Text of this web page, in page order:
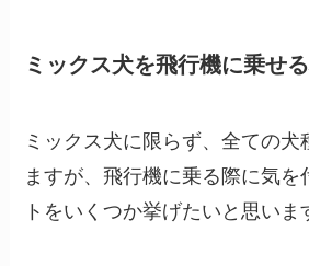
ミックス犬を飛行機に乗せ
ミックス犬に限らず、全ての犬
ますが、飛行機に乗る際に気を
トをいくつか挙げたいと思いま